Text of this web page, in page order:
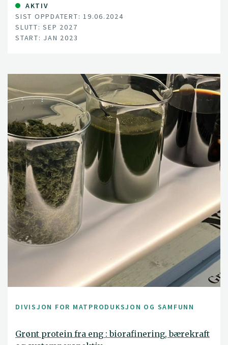
sufficiency in Norway and assess how far an increase will
contribute to improved national food security.
AKTIV
SIST OPPDATERT: 19.06.2024
SLUTT: SEP 2027
START: JAN 2023
DIVISJON FOR MATPRODUKSJON OG SAMFUNN
Grønt protein fra eng : biorafinering, bærekraft